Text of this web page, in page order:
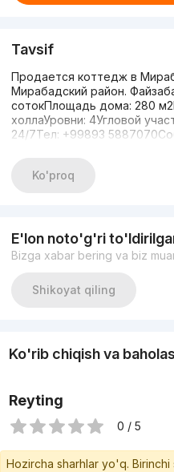
Tavsif
Продается коттедж в
Мирабадский район.
сотокПлощадь дома: 280
холлаУровни: 4Угловой
24/7Тел: +99893
Ko'proq
E'lon noto'g'ri
Bizga xabar bering va biz
Shikoyat qiling
Ko'rib chiqish va
Reyting
0 / 5
Hozircha sharhlar yo'q.